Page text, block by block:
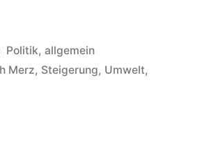
Veröffentlicht
in
Politik, allgemein
Merz, Steigerung, Umwelt,